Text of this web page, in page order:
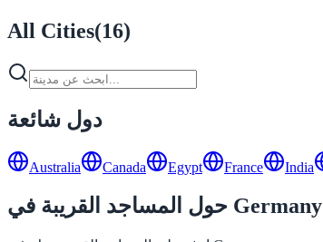
All Cities(16)
دول شائعة
Australia Canada Egypt France India
حول المساجد القريبة في Germany